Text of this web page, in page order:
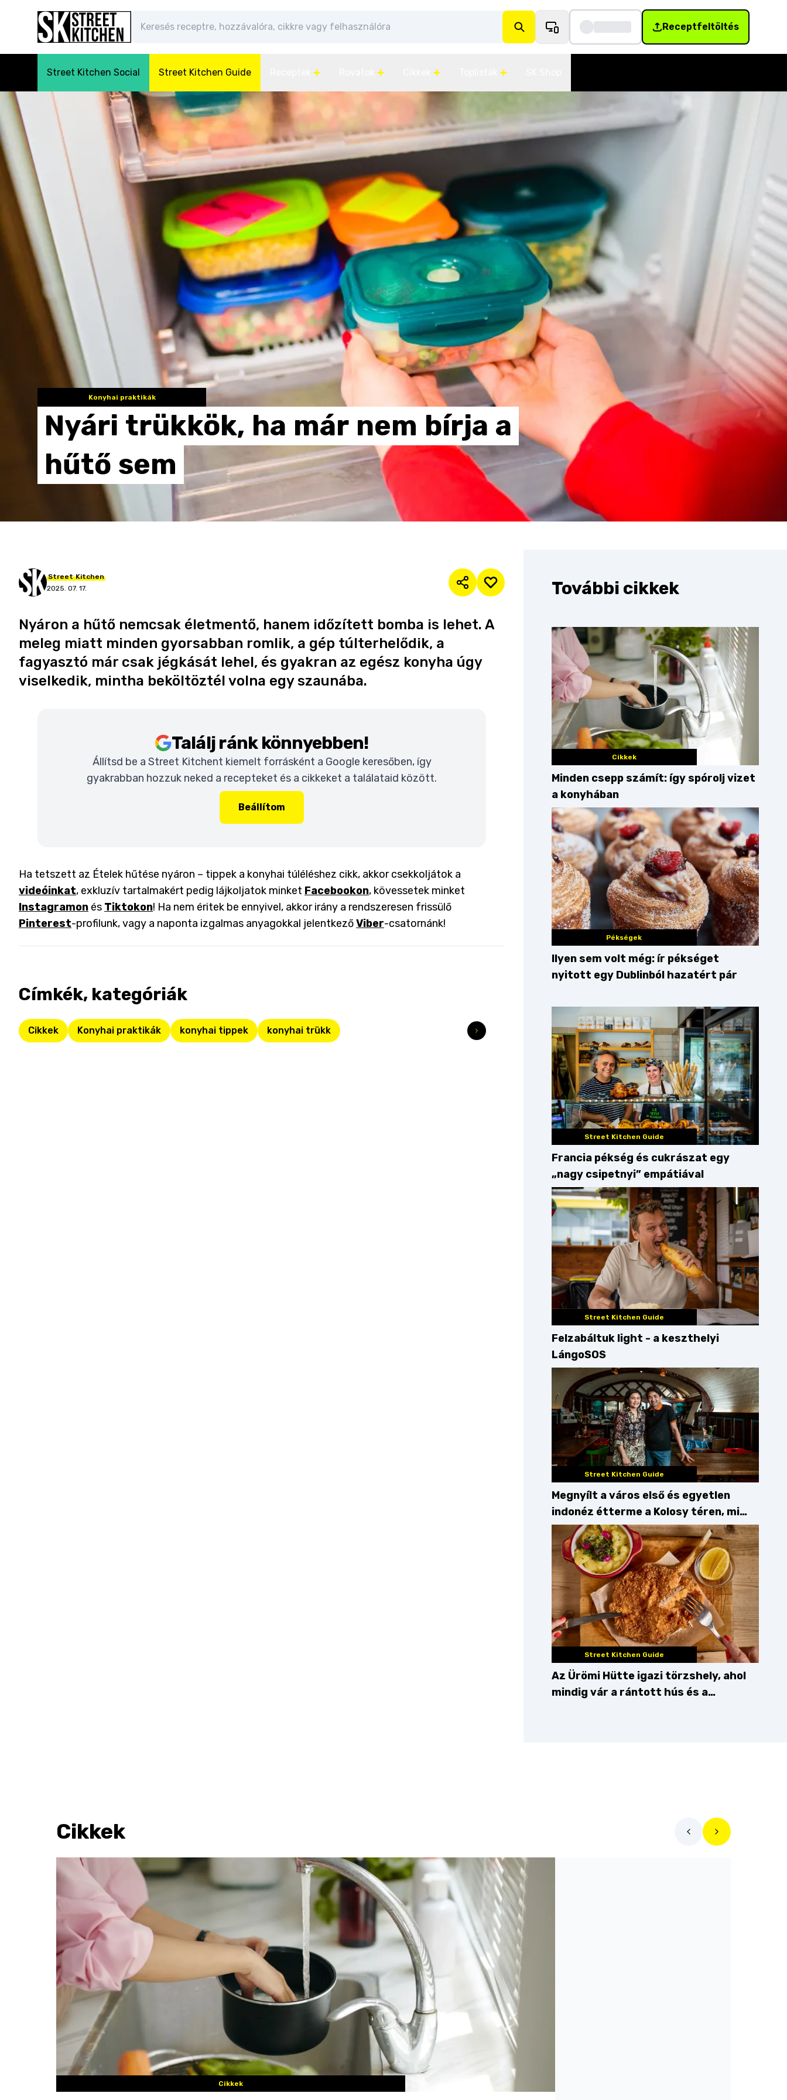
Receptfeltöltés
Street Kitchen Social Street Kitchen Guide
Konyhai praktikák
Nyári trükkök, ha már nem bírja a
hűtő sem
Street Kitchen
2025. 07. 17.
Nyáron a hűtő nemcsak életmentő, hanem időzített bomba is lehet. A
meleg miatt minden gyorsabban romlik, a gép túlterhelődik, a
fagyasztó már csak jégkását lehel, és gyakran az egész konyha úgy
viselkedik, mintha beköltöztél volna egy szaunába.
Találj ránk könnyebben!
Állítsd be a Street Kitchent kiemelt forrásként a Google keresőben, így
gyakrabban hozzuk neked a recepteket és a cikkeket a találataid között.
Beállítom
Ha tetszett az Ételek hűtése nyáron – tippek a konyhai túléléshez cikk, akkor csekkoljátok a
videóinkat, exkluzív tartalmakért pedig lájkoljatok minket Facebookon, kövessetek minket
Instagramon és Tiktokon! Ha nem éritek be ennyivel, akkor irány a rendszeresen frissülő
Pinterest-profilunk, vagy a naponta izgalmas anyagokkal jelentkezőViber-csatornánk!
Címkék, kategóriák
Cikkek Konyhai praktikák konyhai tippek konyhai trükk
További cikkek
Cikkek
Minden csepp számít: így spórolj vizet
a konyhában
Pékségek
Ilyen sem volt még: ír pékséget
nyitott egy Dublinból hazatért pár
Street Kitchen Guide
Francia pékség és cukrászat egy
„nagy csipetnyi” empátiával
Street Kitchen Guide
Felzabáltuk light - a keszthelyi
LángoSOS
Street Kitchen Guide
Megnyílt a város első és egyetlen
indonéz étterme a Kolosy téren, mi
pedig kipróbáltuk!
Street Kitchen Guide
Az Ürömi Hütte igazi törzshely, ahol
mindig vár a rántott hús és a
Cikkek
Cikkek